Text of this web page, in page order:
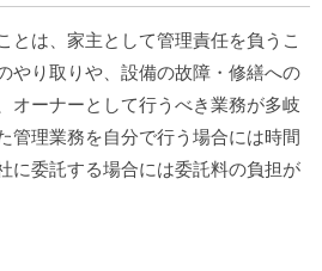
とは、家主として管理責任を負うこ
やり取りや、設備の故障・修繕への
オーナーとして行うべき業務が多岐
管理業務を自分で行う場合には時間
に委託する場合には委託料の負担が